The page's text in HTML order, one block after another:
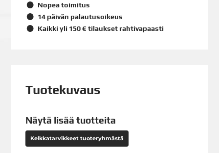
Nopea toimitus
14 päivän palautusoikeus
Kaikki yli 150 € tilaukset rahtivapaasti
Tuotekuvaus
Näytä lisää tuotteita
Kelkkatarvikkeet tuoteryhmästä